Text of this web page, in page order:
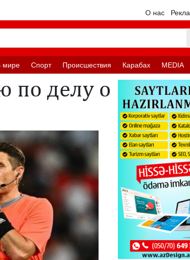
О нас
мире Спорт Происшествия Карабах MEDIA
по делу о